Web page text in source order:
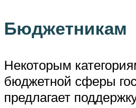
Бюджетникам
Некоторым
бюджетной сферы
предлагает